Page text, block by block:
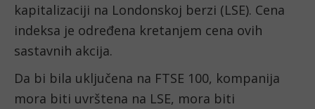
kapitalizaciji na Londonskoj berzi (LSE). Cena
indeksa je određena kretanjem cena ovih
sastavnih akcija.
Da bi bila uključena na FTSE 100, kompanija
mora biti uvrštena na LSE, mora biti